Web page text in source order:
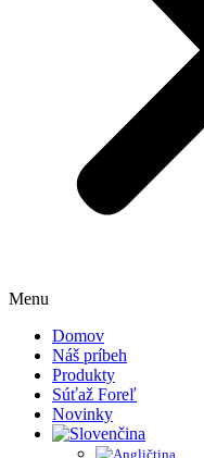
Menu
Domov
Náš príbeh
Produkty
Súťaž Foreľ
Novinky